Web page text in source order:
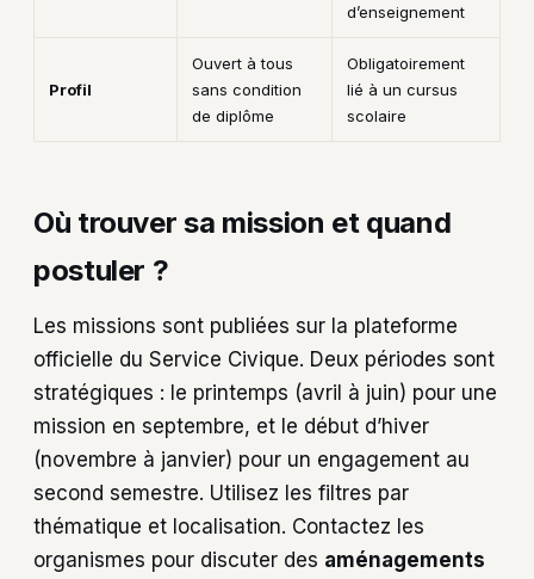
d’enseignement
Profil
Ouvert à tous
sans condition
de diplôme
Obligatoirement
lié à un cursus
scolaire
Où trouver sa mission et quand
postuler ?
Les missions sont publiées sur la plateforme
officielle du Service Civique. Deux périodes sont
stratégiques : le printemps (avril à juin) pour une
mission en septembre, et le début d’hiver
(novembre à janvier) pour un engagement au
second semestre. Utilisez les filtres par
thématique et localisation. Contactez les
organismes pour discuter des aménagements